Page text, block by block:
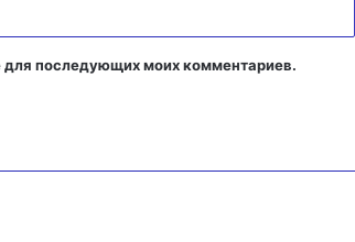
для последующих моих комментариев.